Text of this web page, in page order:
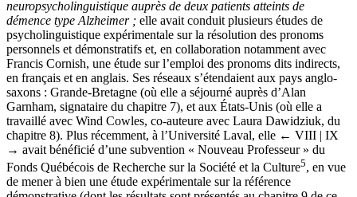
neuropsycholinguistique auprès de deux patients atteints de
démence type Alzheimer ; elle avait conduit plusieurs études de
psycholinguistique expérimentale sur la résolution des pronoms
personnels et démonstratifs et, en collaboration notamment avec
Francis Cornish, une étude sur l’emploi des pronoms dits indirects,
en français et en anglais. Ses réseaux s’étendaient aux pays anglo-
saxons : Grande-Bretagne (où elle a séjourné auprès d’Alan
Garnham, signataire du chapitre 7), et aux États-Unis (où elle a
travaillé avec Wind Cowles, co-auteure avec Laura Dawidziuk, du
chapitre 8). Plus récemment, à l’Université Laval, elle ← VIII | IX
→ avait bénéficié d’une subvention « Nouveau Professeur » du
Fonds Québécois de Recherche sur la Société et la Culture5, en vue
de mener à bien une étude expérimentale sur la référence